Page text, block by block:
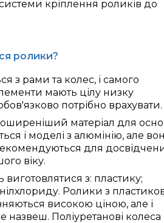
кріплення роликів до
ролики?
з рами та колес, і самого
мають цілу низку
потрібно врахувати.
матеріал для
і моделі з алюмінію, але
для
віку.
виготовлятися з: пластику;
Ролики з
високою ціною, але і
назвеш. Поліуретанові колеса